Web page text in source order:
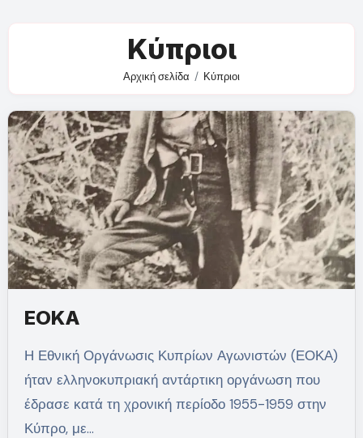
Κύπριοι
Αρχική σελίδα Κύπριοι
ΕΟΚΑ
Η Εθνική Οργάνωσις Κυπρίων Αγωνιστών (ΕΟΚΑ)
ήταν ελληνοκυπριακή αντάρτικη οργάνωση που
έδρασε κατά τη χρονική περίοδο 1955-1959 στην
Κύπρο, με…